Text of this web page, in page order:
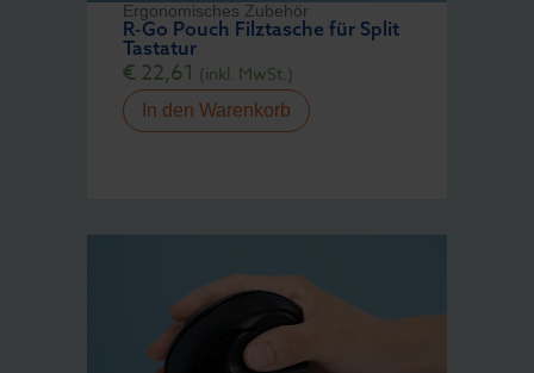
Ergonomisches Zubehör
R-Go Pouch Filztasche für Split
Tastatur
€ 22,61 (inkl. MwSt.)
In den Warenkorb